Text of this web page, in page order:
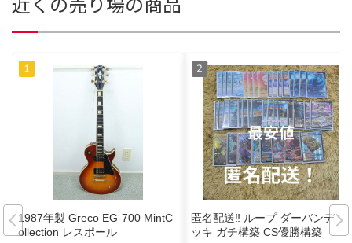
1987年製 Greco EG-700 MintC
ollection レスポール
匿名配送‼️ ループ ダーバンデ デ
ッキ ガチ構築 CS優勝構築